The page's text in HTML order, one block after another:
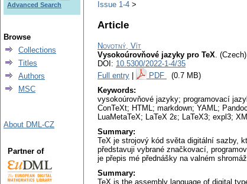
Issue 1-4
Article
Novotný, Vít
Vysokoúrovňové jazyky pro TeX.
DOI: 10.5300/2022-1-4/35
Full entry
PDF (0.7 MB)
Keywords:
vysokoúrovňové jazyky; programovací
ConTeXt; HTML; markdown; YAML;
LuaMetaTeX; LaTeX 2ε; LaTeX3; expl3;
Summary:
TeX je strojový kód světa digitální sazby,
představuji vybrané značkovací,
je přepis mé přednášky na valném
Summary:
TeX is the assembly language of digital
Advanced Search
Browse
Collections
Titles
Authors
MSC
About DML-CZ
Partner of